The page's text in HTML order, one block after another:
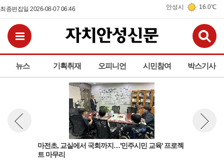
최종편집일 2026-08-07 06:46 안성시 16.0℃
뉴스 기획취재 오피니언 시민참여 박스기사
전체메뉴보기
마전초, 교실에서 국회까지…'민주시민 교육' 프로젝
트 마무리
뉴스 이전보기